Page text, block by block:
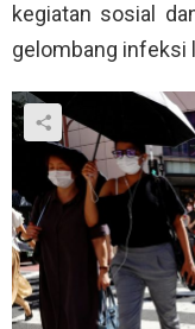
kegiatan sosial
gelombang infeksi